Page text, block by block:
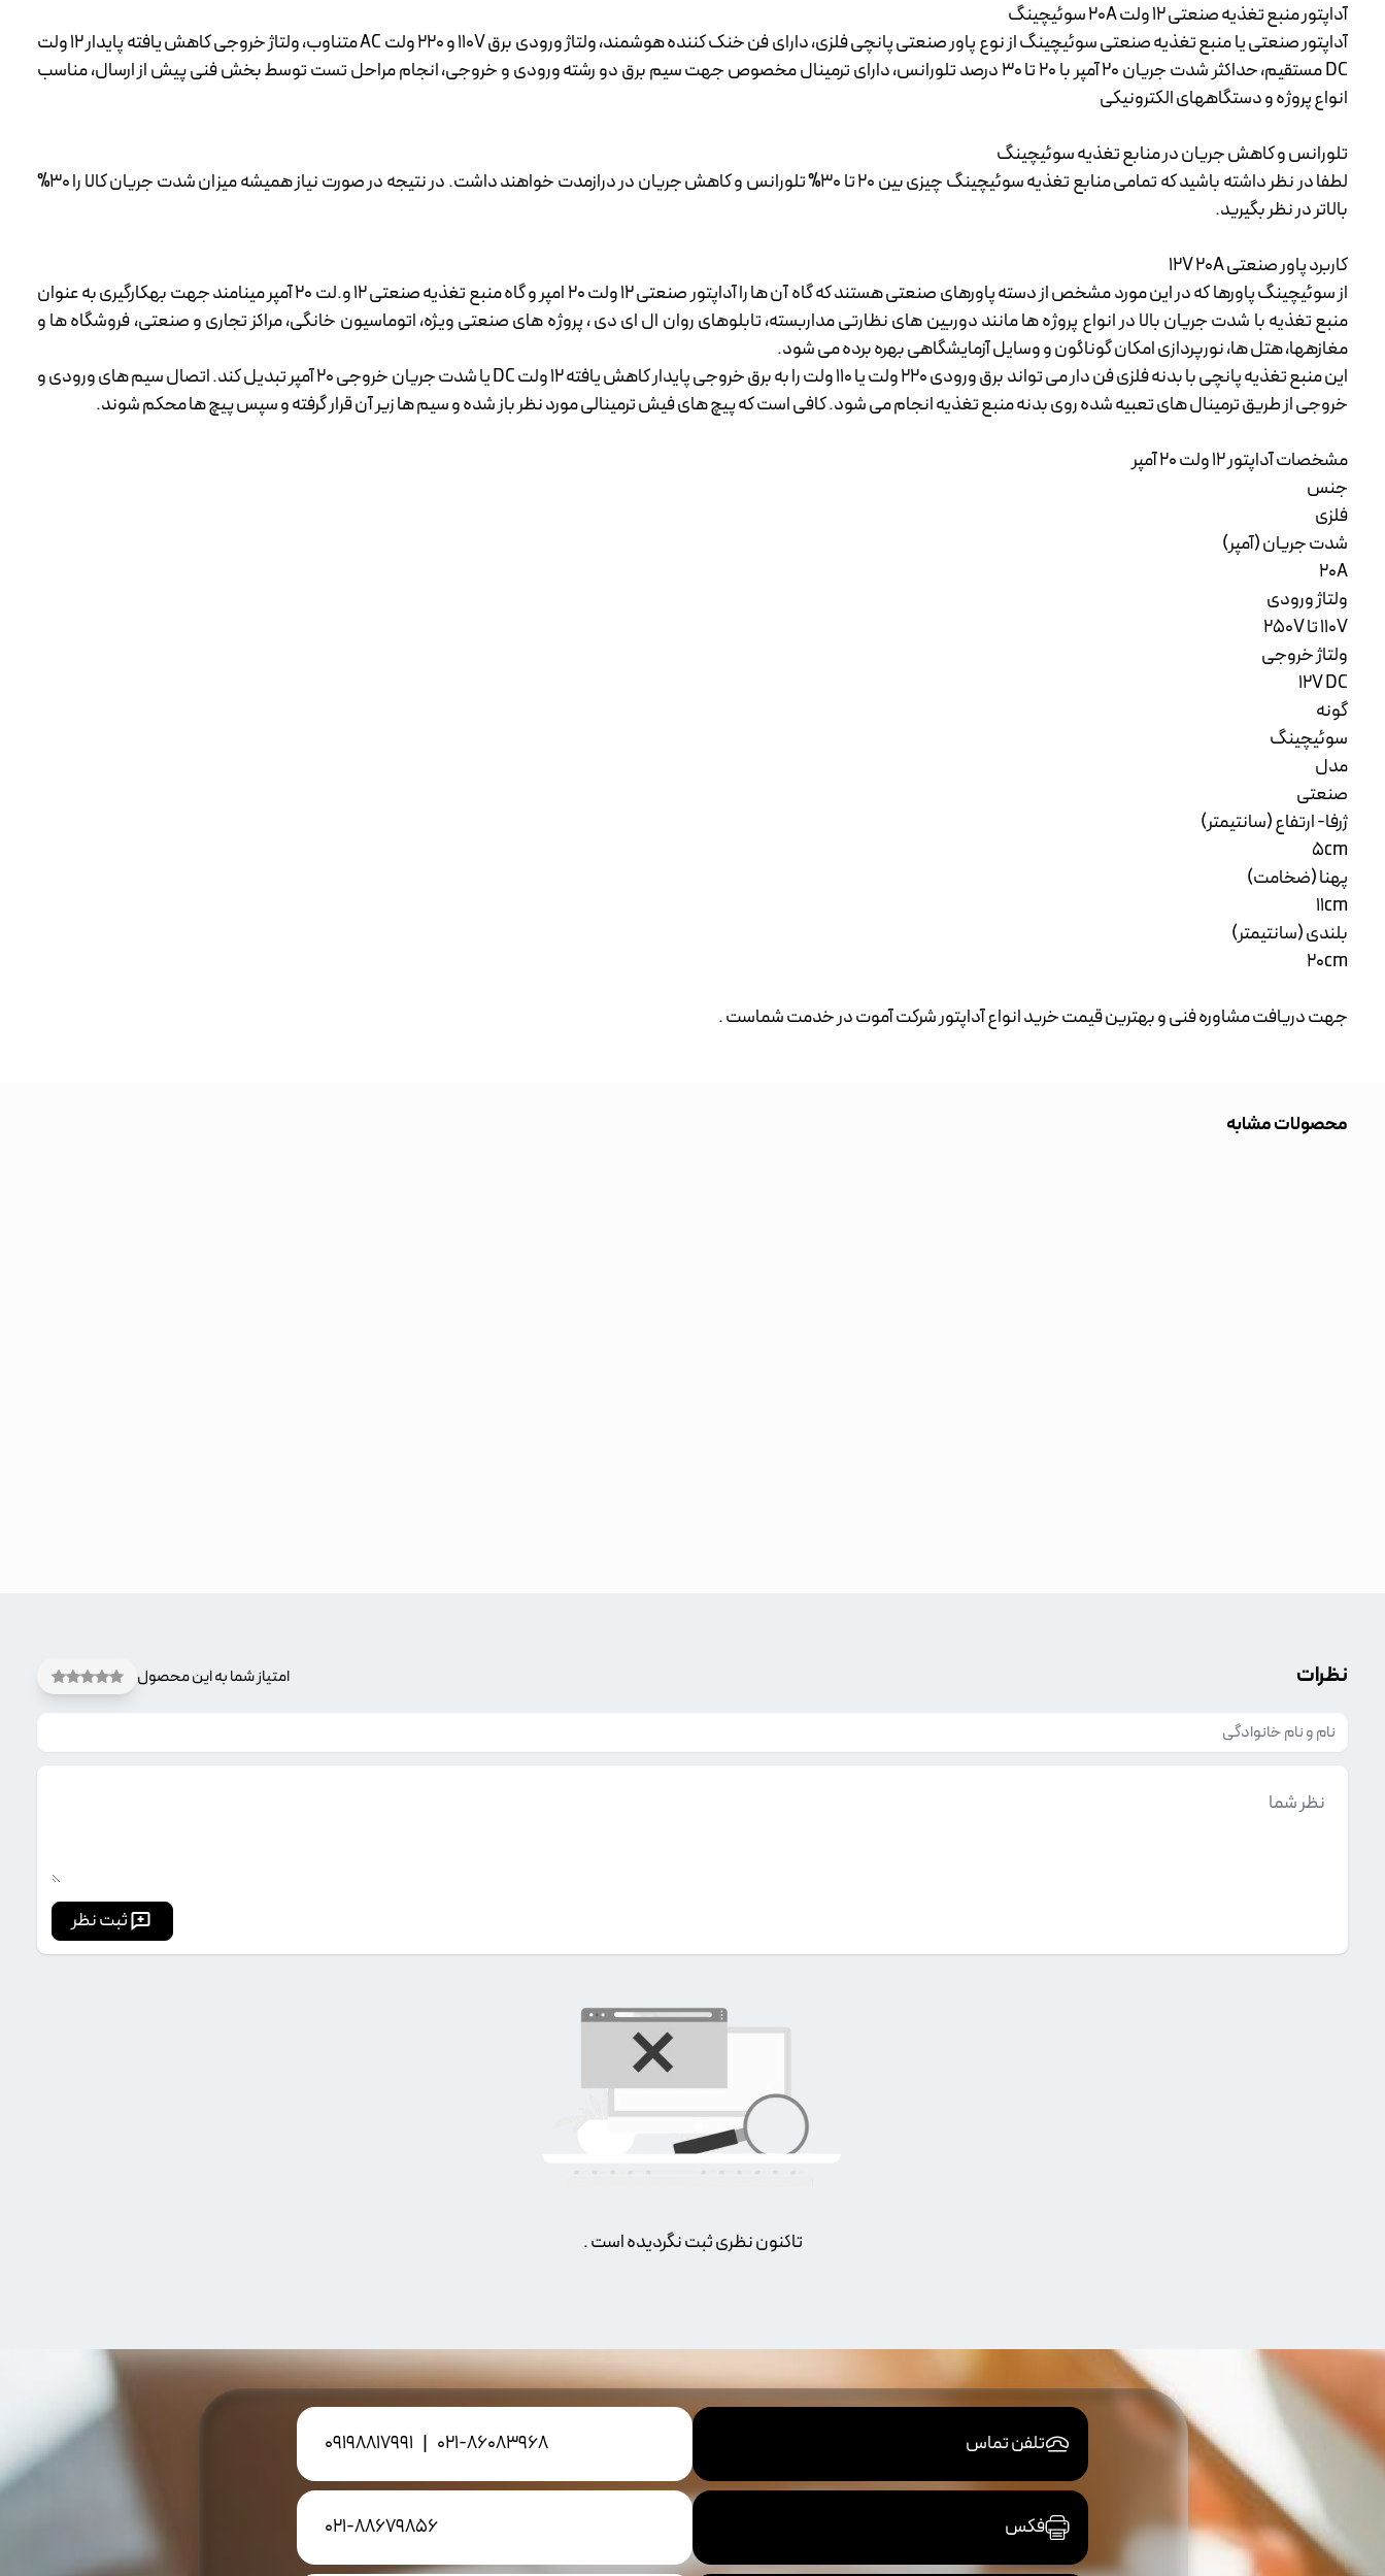
آداپتور منبع تغذیه صنعتی 12 ولت 20A سوئیچینگ
آداپتور صنعتی یا منبع تغذیه صنعتی سوئیچینگ از نوع پاور صنعتی پانچی فلزی، دارای فن خنک کننده هوشمند، ولتاژ ورودی برق 110V و 220 ولت AC متناوب، ولتاژ خروجی کاهش یافته پایدار 12 ولت
DC مستقیم، حداکثر شدت جریان 20 آمپر با 20 تا 30 درصد تلورانس، دارای ترمینال مخصوص جهت سیم برق دو رشته ورودی و خروجی، انجام مراحل تست توسط بخش فنی پیش از ارسال، مناسب
انواع پروژه و دستگاههای الکترونیکی
تلورانس و کاهش جریان در منابع تغذیه سوئیچینگ
لطفا در نظر داشته باشید که تمامی منابع تغذیه سوئیچینگ چیزی بین 20 تا 30% تلورانس و کاهش جریان در درازمدت خواهند داشت. در نتیجه در صورت نیاز همیشه میزان شدت جریان کالا را 30%
بالاتر در نظر بگیرید.
کاربرد پاور صنعتی 12V 20A
از سوئیچینگ پاورها که در این مورد مشخص از دسته پاورهای صنعتی هستند که گاه آن ها را آداپتور صنعتی 12 ولت 20 امپر و گاه منبع تغذیه صنعتی 12 و.لت 20 آمپر مینامند جهت بهکارگیری به عنوان
منبع تغذیه با شدت جریان بالا در انواع پروژه ها مانند دوربین های نظارتی مداربسته، تابلوهای روان ال ای دی ، پروژه های صنعتی ویژه، اتوماسیون خانگی، مراکز تجاری و صنعتی، فروشگاه ها و
مغازهها، هتل ها، نورپردازی امکان گوناگون و وسایل آزمایشگاهی بهره برده می شود.
این منبع تغذیه پانچی با بدنه فلزی فن دار می تواند برق ورودی 220 ولت یا 110 ولت را به برق خروجی پایدار کاهش یافته 12 ولت DC یا شدت جریان خروجی 20 آمپر تبدیل کند. اتصال سیم های ورودی و
خروجی از طریق ترمینال های تعبیه شده روی بدنه منبع تغذیه انجام می شود. کافی است که پیچ های فیش ترمینالی مورد نظر باز شده و سیم ها زیر آن قرار گرفته و سپس پیچ ها محکم شوند.
مشخصات آداپتور 12 ولت 20 آمپر
جنس
فلزی
شدت جریان (آمپر)
20A
ولتاژ ورودی
110V تا 250V
ولتاژ خروجی
12V DC
گونه
سوئیچینگ
مدل
صنعتی
ژرفا- ارتفاع (سانتیمتر)
5cm
پهنا (ضخامت)
11cm
بلندی (سانتیمتر)
20cm
جهت دریافت مشاوره فنی و بهترین قیمت خرید انواع آداپتور شرکت آموت در خدمت شماست .
محصولات مشابه
نظرات امتیاز شما به این محصول
ثبت نظر
تاکنون نظری ثبت نگردیده است .
تلفن تماس 021-86083968
|
09198817991
فکس 021-88679856